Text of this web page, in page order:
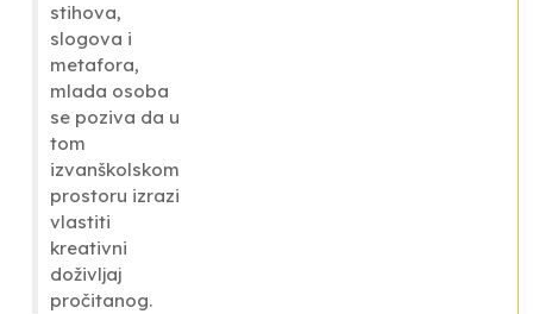
stihova,
slogova i
metafora,
mlada osoba
se poziva da u
tom
izvanškolskom
prostoru izrazi
vlastiti
kreativni
doživljaj
pročitanog.